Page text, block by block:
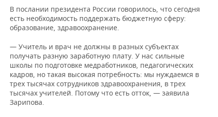
В послании президента России говорилось, что сегодня
есть необходимость поддержать бюджетную сферу:
образование, здравоохранение.
— Учитель и врач не должны в разных субъектах
получать разную заработную плату. У нас сильные
школы по подготовке медработников, педагогических
кадров, но такая высокая потребность: мы нуждаемся в
трех тысячах сотрудников здравоохранения, в трех
тысячах учителей. Потому что есть отток, — заявила
Зарипова.